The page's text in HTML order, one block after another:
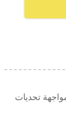
تحديات